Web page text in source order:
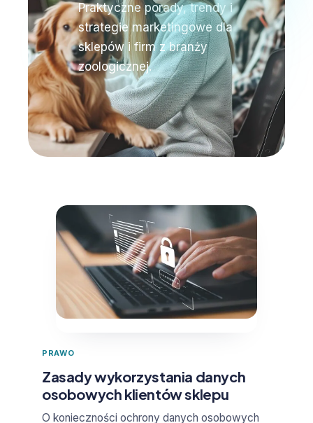
Praktyczne porady, trendy i
strategie marketingowe dla
sklepów i firm z branży
zoologicznej.
PRAWO
Zasady wykorzystania danych
osobowych klientów sklepu
O konieczności ochrony danych osobowych